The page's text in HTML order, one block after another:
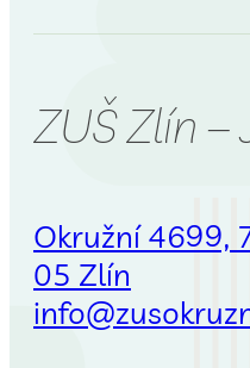
ZUŠ Zlín –
Okružní 4699,
05 Zlín